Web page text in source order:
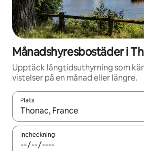
Månadshyresbostäder i
Upptäck långtidsuthyrning som
vistelser på en månad eller längre.
Plats
När resultaten är tillgängliga kan du
Incheckning